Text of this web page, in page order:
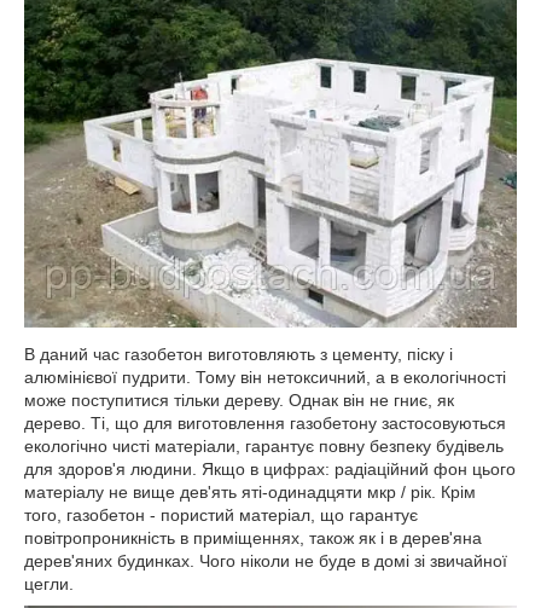
В даний час газобетон виготовляють з цементу, піску і
алюмінієвої пудрити. Тому він нетоксичний, а в екологічності
може поступитися тільки дереву. Однак він не гниє, як
дерево. Ті, що для виготовлення газобетону застосовуються
екологічно чисті матеріали, гарантує повну безпеку будівель
для здоров'я людини. Якщо в цифрах: радіаційний фон цього
матеріалу не вище дев'ять яті-одинадцяти мкр / рік. Крім
того, газобетон - пористий матеріал, що гарантує
повітропроникність в приміщеннях, також як і в дерев'яна
дерев'яних будинках. Чого ніколи не буде в домі зі звичайної
цегли.